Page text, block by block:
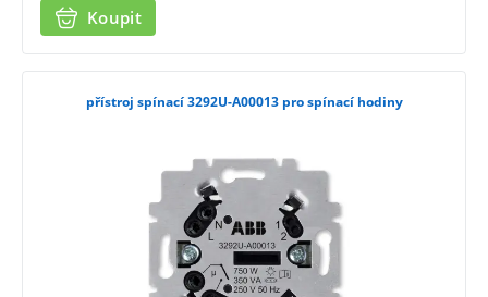
Koupit
přístroj spínací 3292U-A00013 pro spínací hodiny